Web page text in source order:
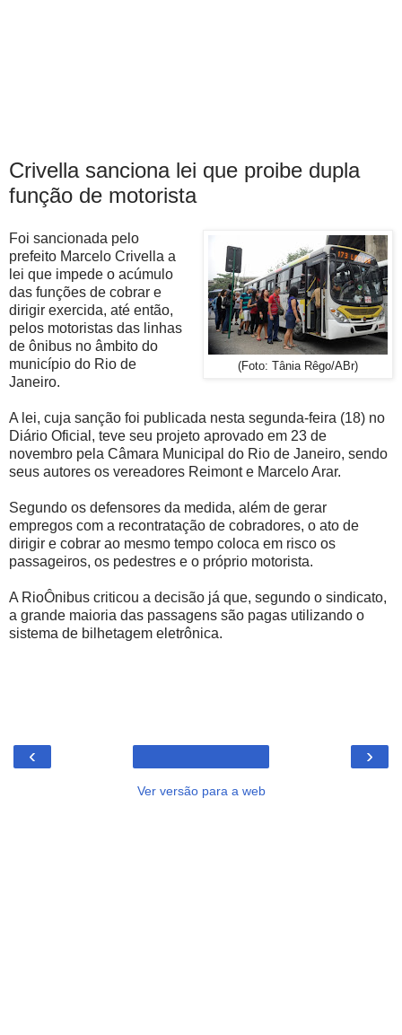
Crivella sanciona lei que proibe dupla
função de motorista
(Foto: Tânia Rêgo/ABr)
Foi sancionada pelo
prefeito Marcelo Crivella a
lei que impede o acúmulo
das funções de cobrar e
dirigir exercida, até então,
pelos motoristas das linhas
de ônibus no âmbito do
município do Rio de
Janeiro.
A lei, cuja sanção foi publicada nesta segunda-feira (18) no
Diário Oficial, teve seu projeto aprovado em 23 de
novembro pela Câmara Municipal do Rio de Janeiro, sendo
seus autores os vereadores Reimont e Marcelo Arar.
Segundo os defensores da medida, além de gerar
empregos com a recontratação de cobradores, o ato de
dirigir e cobrar ao mesmo tempo coloca em risco os
passageiros, os pedestres e o próprio motorista.
A RioÔnibus criticou a decisão já que, segundo o sindicato,
a grande maioria das passagens são pagas utilizando o
sistema de bilhetagem eletrônica.
‹ ›
Ver versão para a web